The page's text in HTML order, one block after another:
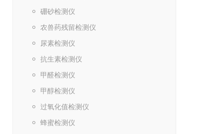
硼砂检测仪
农兽药残留检测仪
尿素检测仪
抗生素检测仪
甲醛检测仪
甲醇检测仪
过氧化值检测仪
蜂蜜检测仪